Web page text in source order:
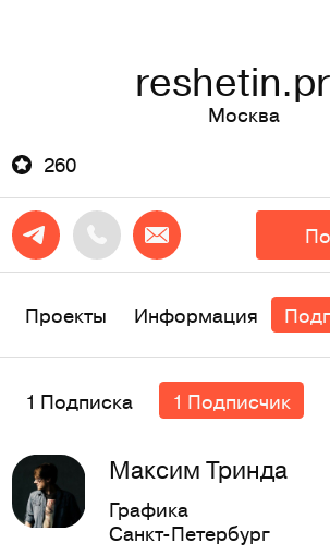
Москва
260
Проекты Информация
1 Подписка 1 Подписчик
Максим Тринда
Графика
Санкт-Петербург